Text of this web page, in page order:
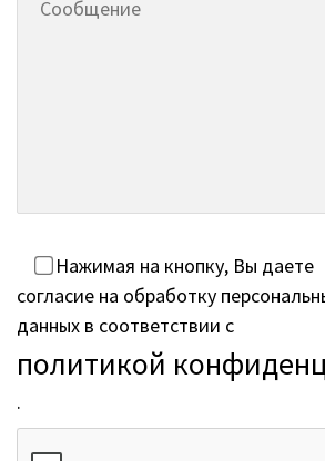
Нажимая на кнопку, Вы даете
согласие на обработку
данных в соответствии с
политикой
.